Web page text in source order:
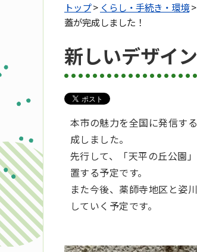
トップ> くらし・手続き・環境>
蓋が完成しました！
新しいデザイ
本市の魅力を全国に発信す
成しました。
先行して、「天平の丘公園
置する予定です。
また今後、薬師寺地区と姿
していく予定です。